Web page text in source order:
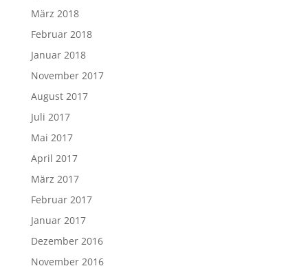
März 2018
Februar 2018
Januar 2018
November 2017
August 2017
Juli 2017
Mai 2017
April 2017
März 2017
Februar 2017
Januar 2017
Dezember 2016
November 2016